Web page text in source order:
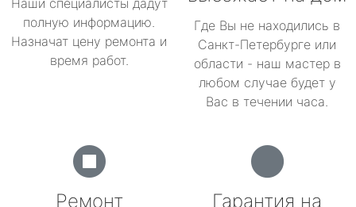
Наши специалисты дадут
полную информацию.
Назначат цену ремонта и
время работ.
Где Вы не находились в
Санкт-Петербурге или
области - наш мастер в
любом случае будет у
Вас в течении часа.
Ремонт
Гарантия на